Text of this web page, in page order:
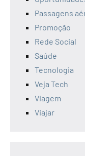
Passagens
Promoção
Rede Social
Saúde
Tecnologia
Veja Tech
Viagem
Viajar